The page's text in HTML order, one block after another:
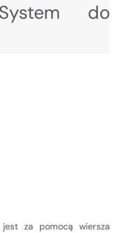
do
jest za pomocą wiersza